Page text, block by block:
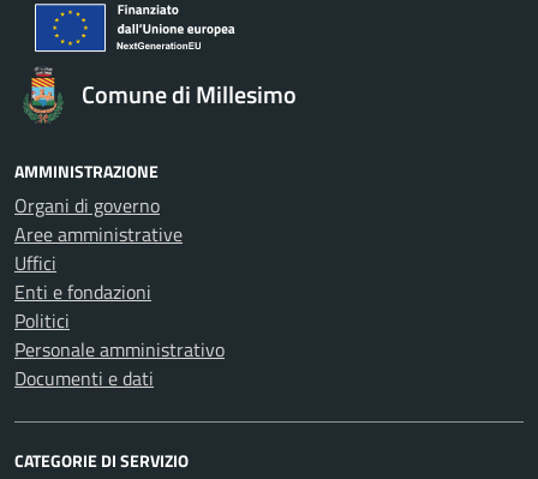
Comune di Millesimo
AMMINISTRAZIONE
Organi di governo
Aree amministrative
Uffici
Enti e fondazioni
Politici
Personale amministrativo
Documenti e dati
CATEGORIE DI SERVIZIO